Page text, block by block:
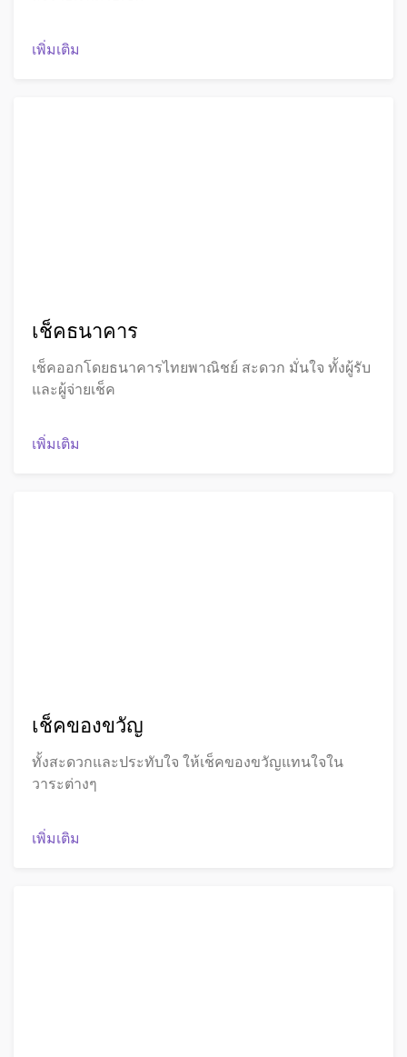
เพิ่มเติม
เช็คธนาคาร
เช็คออกโดยธนาคารไทยพาณิชย์ สะดวก มั่นใจ ทั้งผู้รับ
และผู้จ่ายเช็ค
เพิ่มเติม
เช็คของขวัญ
ทั้งสะดวกและประทับใจ ให้เช็คของขวัญแทนใจใน
วาระต่างๆ
เพิ่มเติม